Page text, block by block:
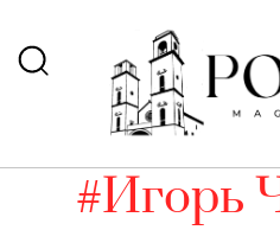
#Игорь